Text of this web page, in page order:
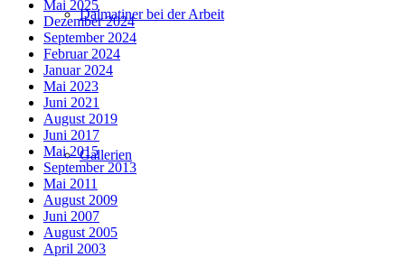
Dalmatiner bei der Arbeit
Gallerien
Mai 2025
Dezember 2024
September 2024
Februar 2024
Januar 2024
Mai 2023
Juni 2021
August 2019
Juni 2017
Mai 2015
September 2013
Mai 2011
August 2009
Juni 2007
August 2005
April 2003